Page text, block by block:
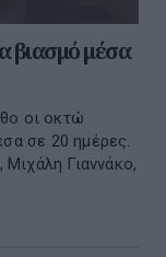
βιασμό μέσα
οι οκτώ
σε 20 ημέρες.
Γιαννάκο,